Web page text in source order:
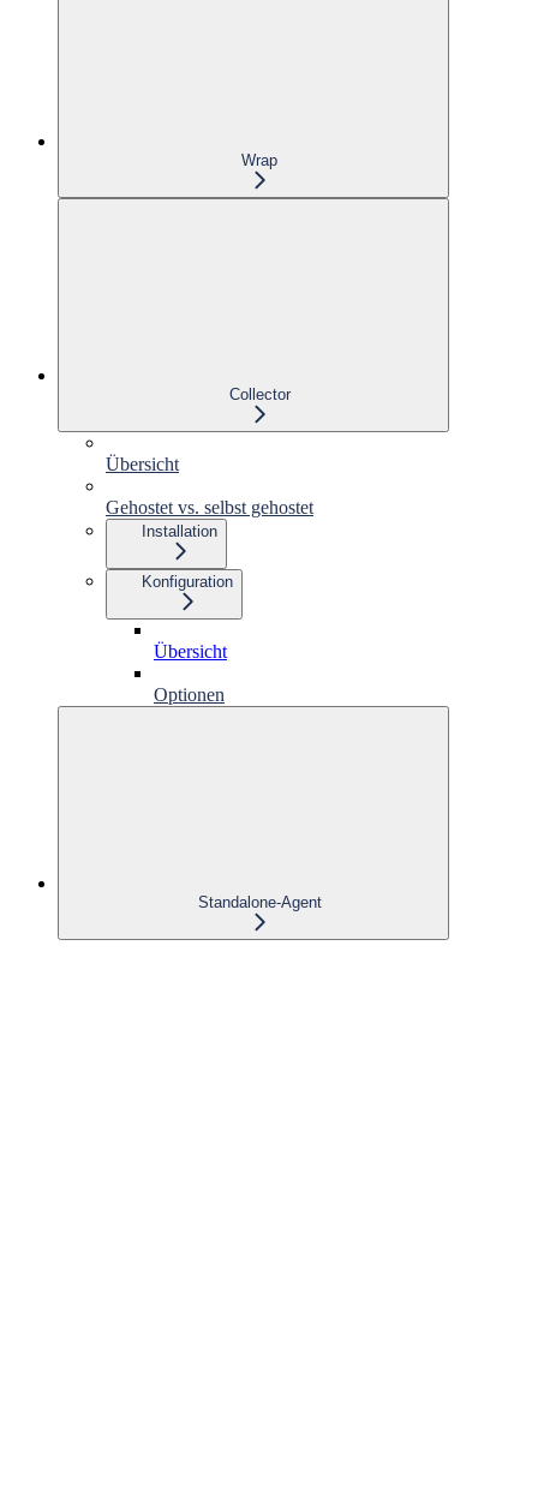
Wrap
Collector
Übersicht
Gehostet vs. selbst gehostet
Installation
Konfiguration
Übersicht
Optionen
Standalone-Agent